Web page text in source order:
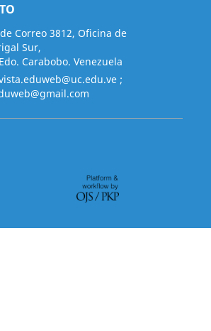
Correo 3812, Oficina de
Sur,
Carabobo. Venezuela
;